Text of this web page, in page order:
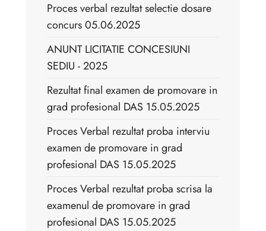
Proces verbal rezultat selectie dosare
concurs 05.06.2025
ANUNT LICITATIE CONCESIUNI
SEDIU - 2025
Rezultat final examen de promovare in
grad profesional DAS 15.05.2025
Proces Verbal rezultat proba interviu
examen de promovare in grad
profesional DAS 15.05.2025
Proces Verbal rezultat proba scrisa la
examenul de promovare in grad
profesional DAS 15.05.2025